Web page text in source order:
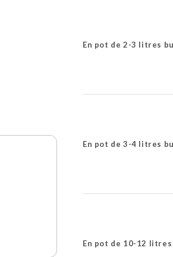
En pot de 2-3 litres
En pot de 3-4 litres
En pot de 10-12